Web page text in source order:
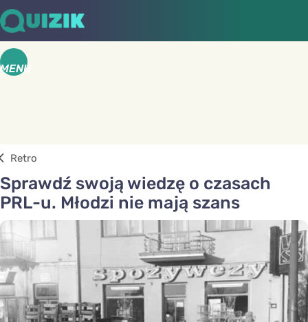
MENU
Retro
Sprawdź swoją wiedzę o czasach
PRL-u. Młodzi nie mają szans